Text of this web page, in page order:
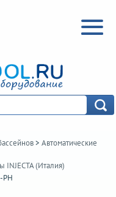
> Автоматические
INJECTA (Италия)
PH